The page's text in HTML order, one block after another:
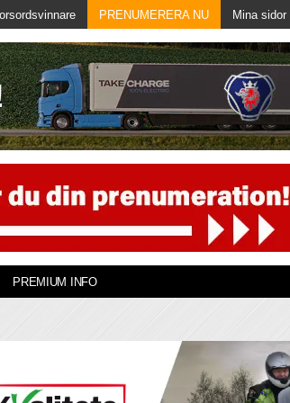
PRENUMERERA NU Mina sidor
PREMIUM INFO